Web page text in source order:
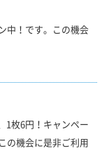
中！です。この機会
1枚6円！キャンペー
の機会に是非ご利用